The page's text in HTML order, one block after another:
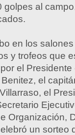
al
en los
y trofeos que
el
el
el
Organización,
un sorteo